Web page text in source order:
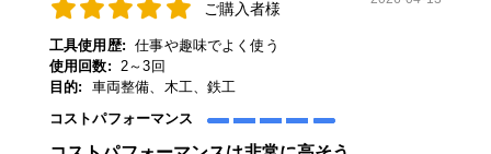
ご購入者様
工具使用歴: 仕事や趣味でよく使う
使用回数: 2～3回
目的:
車両整備、木工、鉄工
コストパフォーマンス